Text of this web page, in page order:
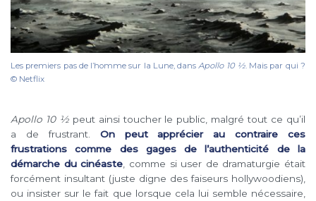
Les premiers pas de l’homme sur la Lune, dansApollo 10 1⁄2. Mais par qui ?
© Netflix
Apollo 10 ½peut ainsi toucher le public, malgré tout ce qu’il
a de frustrant. On peut apprécier au contraire ces
frustrations comme des gages de l’authenticité de la
démarche du cinéaste , comme si user de dramaturgie était
forcément insultant (juste digne des faiseurs hollywoodiens),
ou insister sur le fait que lorsque cela lui semble nécessaire,